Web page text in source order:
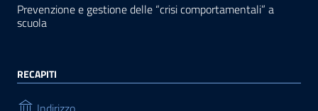
Prevenzione e gestione delle “crisi comportamentali” a
scuola
RECAPITI